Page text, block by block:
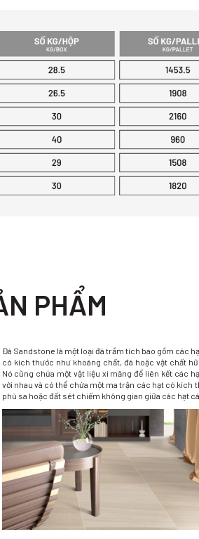
PHẨM
Đá Sandstone là một loại đá trầm tích bao gồm các
có kích thước như khoáng chất, đá hoặc vật chất
Nó cũng chứa một vật liệu xi măng để liên kết các
với nhau và có thể chứa một ma trận các hạt có kích
phù sa hoặc đất sét chiếm không gian giữa các hạt